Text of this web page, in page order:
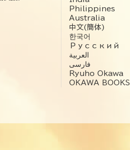
Philippines
Australia
中文(簡体)
한국어
Русский
العربية‏
فارسی
Ryuho Okawa
OKAWA BOOKS